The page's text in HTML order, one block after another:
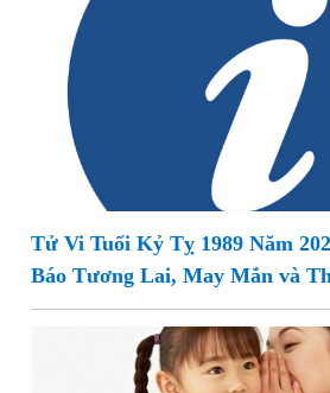
Tử Vi Tuổi Kỷ Tỵ 1989 Năm
Báo Tương Lai, May Mắn và